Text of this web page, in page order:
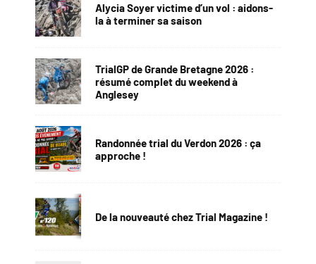
Alycia Soyer victime d’un vol : aidons-
la à terminer sa saison
TrialGP de Grande Bretagne 2026 :
résumé complet du weekend à
Anglesey
Randonnée trial du Verdon 2026 : ça
approche !
De la nouveauté chez Trial Magazine !